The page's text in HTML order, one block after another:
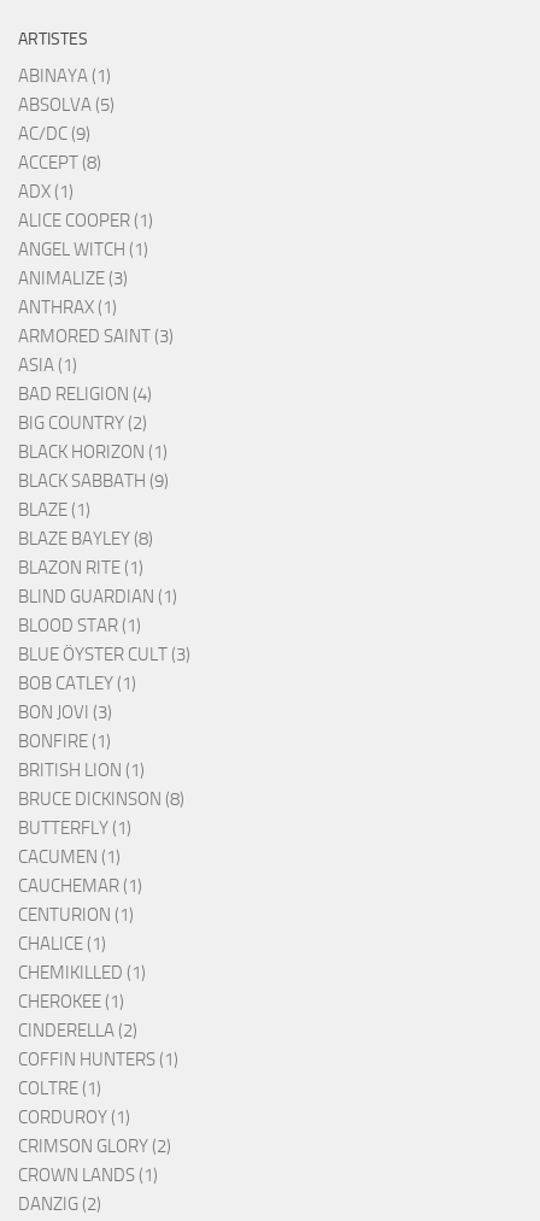
ARTISTES
ABINAYA (1)
ABSOLVA (5)
AC/DC (9)
ACCEPT (8)
ADX (1)
ALICE COOPER (1)
ANGEL WITCH (1)
ANIMALIZE (3)
ANTHRAX (1)
ARMORED SAINT (3)
ASIA (1)
BAD RELIGION (4)
BIG COUNTRY (2)
BLACK HORIZON (1)
BLACK SABBATH (9)
BLAZE (1)
BLAZE BAYLEY (8)
BLAZON RITE (1)
BLIND GUARDIAN (1)
BLOOD STAR (1)
BLUE ÖYSTER CULT (3)
BOB CATLEY (1)
BON JOVI (3)
BONFIRE (1)
BRITISH LION (1)
BRUCE DICKINSON (8)
BUTTERFLY (1)
CACUMEN (1)
CAUCHEMAR (1)
CENTURION (1)
CHALICE (1)
CHEMIKILLED (1)
CHEROKEE (1)
CINDERELLA (2)
COFFIN HUNTERS (1)
COLTRE (1)
CORDUROY (1)
CRIMSON GLORY (2)
CROWN LANDS (1)
DANZIG (2)